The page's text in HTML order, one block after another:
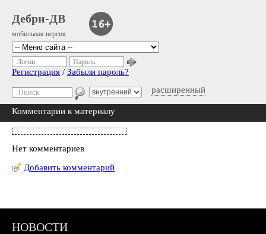
Дебри-ДВ
мобильная версия
расширенный
Логин Пароль
Регистрация / Забыли пароль?
Комментарии к материалу
Нет комментариев
Добавить комментарий
НОВОСТИ